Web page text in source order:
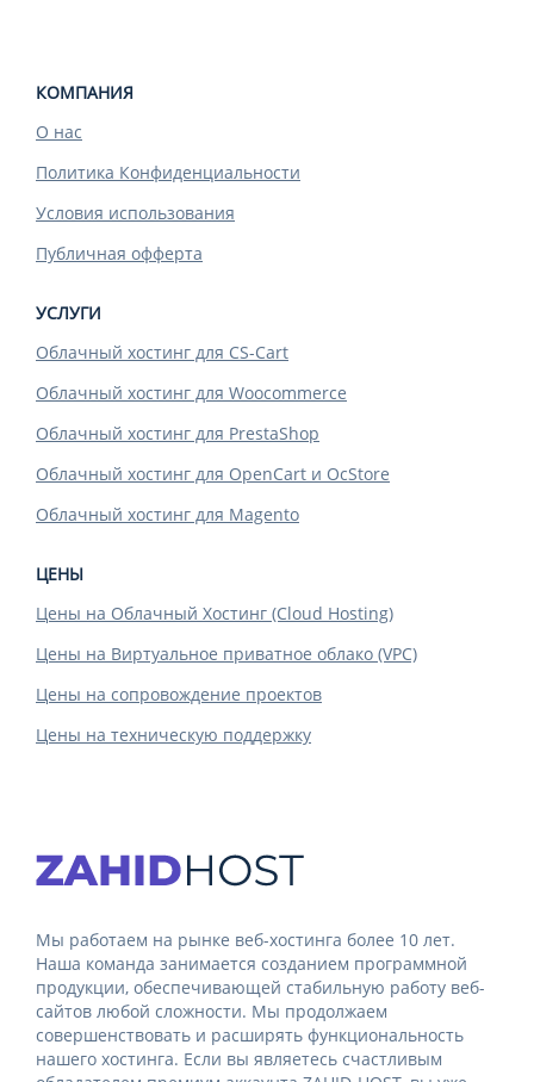
КОМПАНИЯ
О нас
Политика Конфиденциальности
Условия использования
Публичная офферта
УСЛУГИ
Облачный хостинг для CS-Cart
Облачный хостинг для Woocommerce
Облачный хостинг для PrestaShop
Облачный хостинг для OpenCart и OcStore
Облачный хостинг для Magento
ЦЕНЫ
Цены на Облачный Хостинг (Cloud Hosting)
Цены на Виртуальное приватное облако (VPC)
Цены на сопровождение проектов
Цены на техническую поддержку
Мы работаем на рынке веб-хостинга более 10 лет.
Наша команда занимается созданием программной
продукции, обеспечивающей стабильную работу веб-
сайтов любой сложности. Мы продолжаем
совершенствовать и расширять функциональность
нашего хостинга. Если вы являетесь счастливым